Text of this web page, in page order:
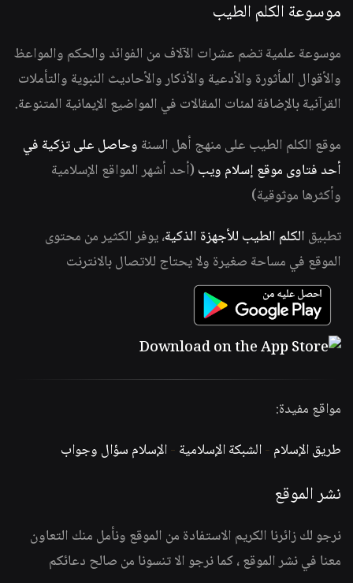
موسوعة الكلم الطيب
موسوعة علمية تضم عشرات الآلاف من الفوائد والحكم والمواعظ
والأقوال المأثورة والأدعية والأذكار والأحاديث النبوية والتأملات
القرآنية بالإضافة لمئات المقالات في المواضيع الإيمانية المتنوعة.
موقع الكلم الطيب على منهج أهل السنة وحاصل على تزكية في
أحد فتاوى موقع إسلام ويب (أحد أشهر المواقع الإسلامية
وأكثرها موثوقية)
تطبيق الكلم الطيب للأجهزة الذكية، يوفر الكثير من محتوى
الموقع في مساحة صغيرة ولا يحتاج للاتصال بالانترنت
مواقع مفيدة:
طريق الإسلام -الشبكة الإسلامية -الإسلام سؤال وجواب
نشر الموقع
نرجو لك زائرنا الكريم الاستفادة من الموقع ونأمل منك التعاون
معنا في نشر الموقع ، كما نرجو الا تنسونا من صالح دعائكم